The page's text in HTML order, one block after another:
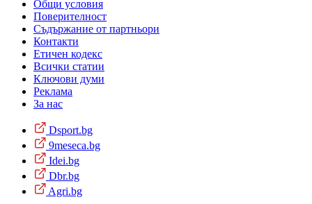
Общи условия
Поверителност
Съдържание от партньори
Контакти
Етичен кодекс
Всички статии
Ключови думи
Реклама
За нас
Dsport.bg
9meseca.bg
Idei.bg
Dbr.bg
Agri.bg